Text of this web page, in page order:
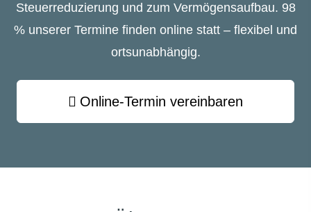
Steuerreduzierung und zum Vermögensaufbau. 98
% unserer Termine finden online statt – flexibel und
ortsunabhängig.
Online-Termin ver­ein­baren